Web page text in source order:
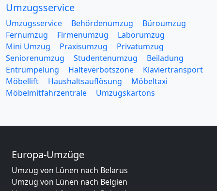
Umzugsservice
Umzugsservice Behördenumzug
Büroumzug
Fernumzug
Firmenumzug
Laborumzug
Mini Umzug
Praxisumzug
Privatumzug
Seniorenumzug
Studentenumzug
Beiladung
Entrümpelung
Halteverbotszone
Klaviertransport
Möbellift
Haushaltsauflösung
Möbeltaxi
Möbelmitfahrzentrale
Umzugskartons
Europa-Umzüge
Umzug von Lünen nach Belarus
Umzug von Lünen nach Belgien